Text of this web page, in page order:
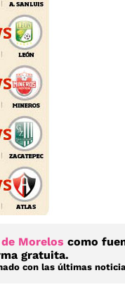
Morelos como
gratuita.
con las últimas